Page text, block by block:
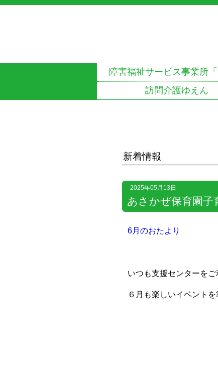
障害福祉サービス事業所
訪問介護ゆえん
新着情報
2025年05月13日
あさかぜ保育園
6月のおたより
いつも支援センターをご
６月も楽しいイベント